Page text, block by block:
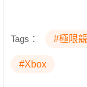
Tags： #極限
#Xbox